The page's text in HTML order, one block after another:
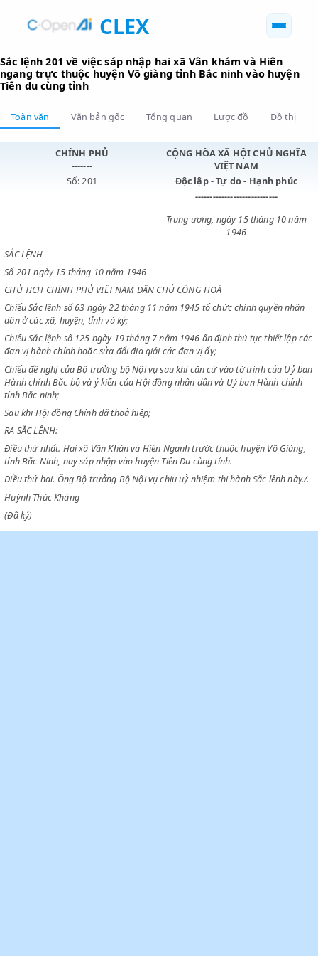
CLEX
Sắc lệnh 201 về việc sáp nhập hai xã Vân khám và Hiên
ngang trực thuộc huyện Võ giàng tỉnh Bắc ninh vào
Tiên du cùng tỉnh
Toàn văn
CHÍNH PHỦ
-------
CỘNG HÒA XÃ HỘI CHỦ
VIỆT NAM
Độc lập - Tự do - Hạnh
----------------------------
SẮC LỆNH
Số 201 ngày 15 tháng 10 năm 1946
CHỦ TỊCH CHÍNH PHỦ VIỆT NAM DÂN CHỦ CỘNG HOÀ
Chiểu Sắc lệnh số 63 ngày 22 tháng 11 năm 1945 tổ chức chính quyền
dân ở các xã, huyện, tỉnh và kỳ;
Chiểu Sắc lệnh số 125 ngày 19 tháng 7 năm 1946 ấn định thủ tục thiết
đơn vị hành chính hoặc sửa đổi địa giới các đơn vị ấy;
Chiểu đề nghị của Bộ trưởng bộ Nội vụ sau khi căn cứ vào tờ trình của
Hành chính Bắc bộ và ý kiến của Hội đồng nhân dân và Uỷ ban Hành
tỉnh Bắc ninh;
Sau khi Hội đồng Chính đã thoả hiệp;
RA SẮC LỆNH:
Điều thứ nhất. Hai xã Vân Khán và Hiên Nganh trước thuộc huyện Võ
tỉnh Bắc Ninh, nay sáp nhập vào huyện Tiên Du cùng tỉnh.
Điều thứ hai. Ông Bộ trưởng Bộ Nội vụ chịu uỷ nhiệm thi hành Sắc